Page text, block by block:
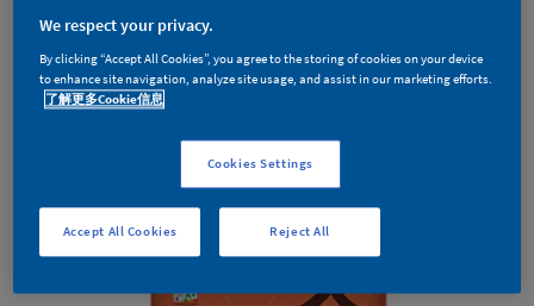
We respect your privacy.
By clicking “Accept All Cookies”, you agree to the storing of cookies on your device
to enhance site navigation, analyze site usage, and assist in our marketing efforts.
了解更多Cookie信息
Cookies Settings
Reject All
Accept All Cookies